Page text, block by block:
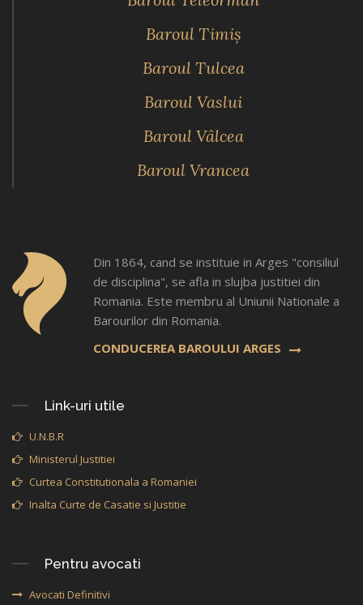
Baroul Timiş
Baroul Tulcea
Baroul Vaslui
Baroul Vâlcea
Baroul Vrancea
Din 1864, cand se instituie in Arges "consiliul
de disciplina", se afla in slujba justitiei din
Romania. Este membru al Uniunii Nationale a
Barourilor din Romania.
CONDUCEREA BAROULUI ARGES
Link-uri utile
U.N.B.R
Ministerul Justitiei
Curtea Constitutionala a Romaniei
Inalta Curte de Casatie si Justitie
Pentru avocati
Avocati Definitivi